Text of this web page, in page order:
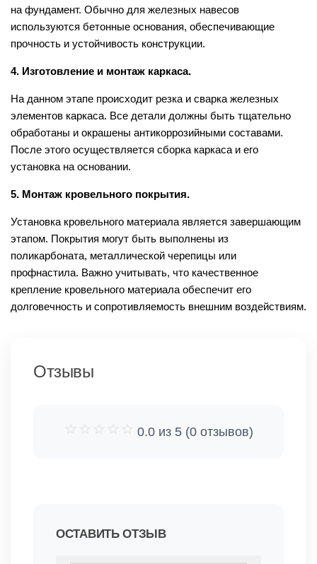
на фундамент. Обычно для железных навесов
используются бетонные основания, обеспечивающие
прочность и устойчивость конструкции.
4. Изготовление и монтаж каркаса.
На данном этапе происходит резка и сварка железных
элементов каркаса. Все детали должны быть тщательно
обработаны и окрашены антикоррозийными составами.
После этого осуществляется сборка каркаса и его
установка на основании.
5. Монтаж кровельного покрытия.
Установка кровельного материала является завершающим
этапом. Покрытия могут быть выполнены из
поликарбоната, металлической черепицы или
профнастила. Важно учитывать, что качественное
крепление кровельного материала обеспечит его
долговечность и сопротивляемость внешним воздействиям.
Отзывы
0.0 из 5 (0 отзывов)
ОСТАВИТЬ ОТЗЫВ